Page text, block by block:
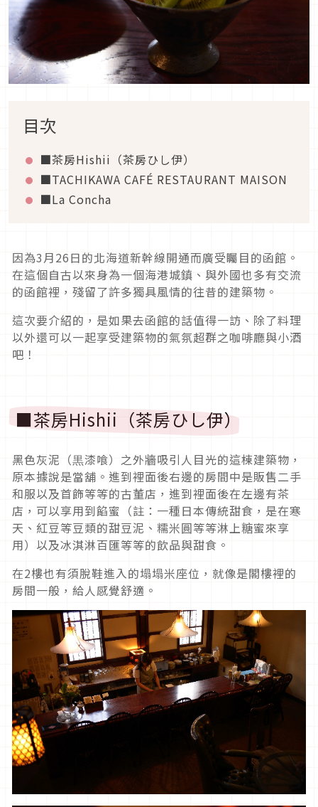
目次
■茶房Hishii（茶房ひし伊）
■TACHIKAWA CAFÉ RESTAURANT MAISON
■La Concha
因為3月26日的北海道新幹線開通而廣受矚目的函館。
在這個自古以來身為一個海港城鎮、與外國也多有交流
的函館裡，殘留了許多獨具風情的往昔的建築物。
這次要介紹的，是如果去函館的話值得一訪、除了料理
以外還可以一起享受建築物的氣氛超群之咖啡廳與小酒
吧！
■茶房Hishii（茶房ひし伊）
黑色灰泥（黒漆喰）之外牆吸引人目光的這棟建築物，
原本據說是當舖。進到裡面後右邊的房間中是販售二手
和服以及首飾等等的古董店，進到裡面後在左邊有茶
店，可以享用到餡蜜（註：一種日本傳統甜食，是在寒
天、紅豆等豆類的甜豆泥、糯米圓等等淋上糖蜜來享
用）以及冰淇淋百匯等等的飲品與甜食。
在2樓也有須脫鞋進入的塌塌米座位，就像是閣樓裡的
房間一般，給人感覺舒適。